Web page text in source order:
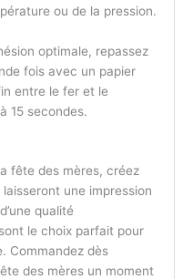
ou de la pression.
optimale, repassez
fois avec un papier
entre le fer et le
15 secondes.
fête des mères, créez
une impression
qualité
le choix parfait pour
Commandez dès
des mères un moment